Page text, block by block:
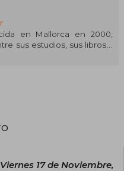
en Mallorca en 2000,
sus estudios, sus libros y
pequeña supo que le
ha sido ganadora de los
más jóvenes en conseguir
Viernes 17 de Noviembre,